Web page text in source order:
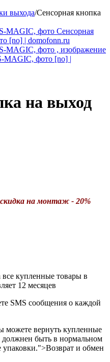
выхода/Сенсорная кнопка
на выход
скидка на монтаж - 20%
все купленные товары в
12 месяцев
SMS сообщения о каждой
можете вернуть купленные
должнен быть в нормальном
упаковки.">Возврат и обмен